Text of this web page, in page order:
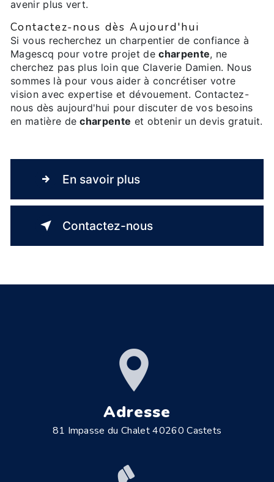
avenir plus vert.
Contactez-nous dès Aujourd'hui
Si vous recherchez un charpentier de confiance à
Magescq pour votre projet decharpente, ne
cherchez pas plus loin que Claverie Damien. Nous
sommes là pour vous aider à concrétiser votre
vision avec expertise et dévouement. Contactez-
nous dès aujourd'hui pour discuter de vos besoins
en matière decharpente et obtenir un devis gratuit.
En savoir plus
Contactez-nous
Adresse
81 Impasse du Chalet 40260 Castets